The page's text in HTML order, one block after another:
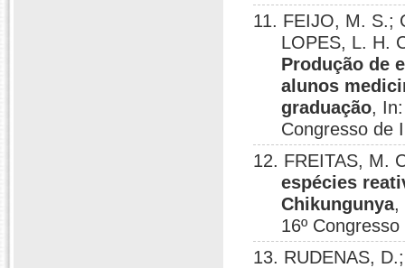
11. FEIJO, M. S.;
LOPES, L. H.
Produção de
alunos
graduação,
Congresso de
12. FREITAS, M.
espécies
Chikungunya,
16º
13. RUDENAS,